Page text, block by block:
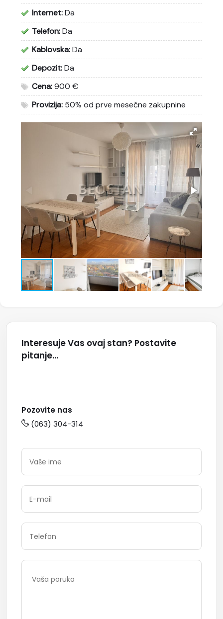
Internet:Da
Telefon:Da
Kablovska:Da
Depozit:Da
Cena:900 €
Provizija: 50% od prve mesečne zakupnine
Interesuje Vas ovaj stan? Postavite
pitanje...
Pozovite nas
(063) 304-314